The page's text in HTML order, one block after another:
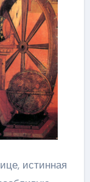
истинная